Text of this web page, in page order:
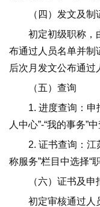
（四）发文及制
初定初级职称，
布通过人员名单并制
后次月发文公布通过
（五）查询
1. 进度查询：申
人中心”-“我的事务”
2. 证书查询：江
称服务”栏目中选择“
（六）证书及申
初定审核通过人